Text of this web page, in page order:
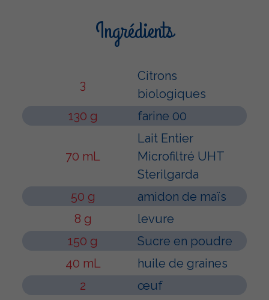
Ingrédients
3
Citrons
biologiques
130 g
farine 00
70 mL
Lait Entier
Microfiltré UHT
Sterilgarda
50 g
amidon de maïs
8 g
levure
150 g
Sucre en poudre
40 mL
huile de graines
2
œuf